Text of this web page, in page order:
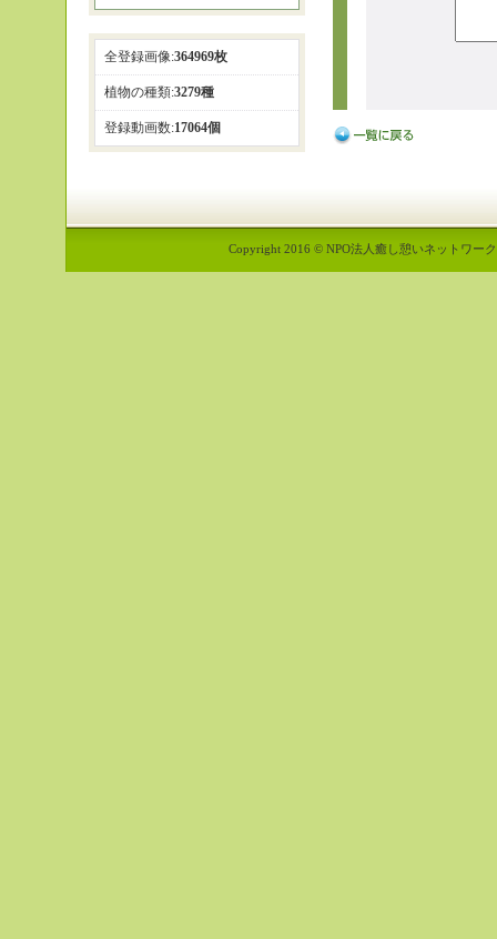
全登録画像:364969枚
植物の種類:3279種
登録動画数:17064個
Copyright 2016 © NPO法人癒し憩いネットワー